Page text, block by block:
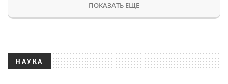
ПОКАЗАТЬ ЕЩЕ
НАУКА